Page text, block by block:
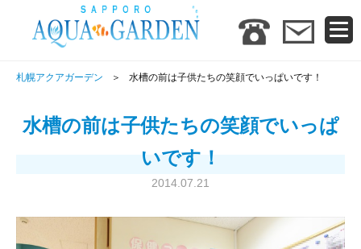
札幌アクアガーデン 水槽の前は子供たちの笑顔でいっぱいです！
水槽の前は子供たちの笑顔でいっぱ
いです！
2014.07.21